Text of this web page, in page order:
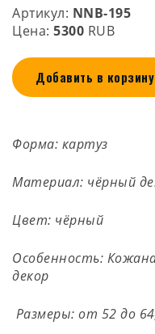
Артикул: NNB-195
Цена: 5300 RUB
Добавить в корзину
Форма: картуз
Материал: чёрный
Цвет: чёрный
Особенность:
декор
Размеры: от 52 до